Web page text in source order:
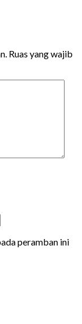
Ruas yang wajib
peramban ini